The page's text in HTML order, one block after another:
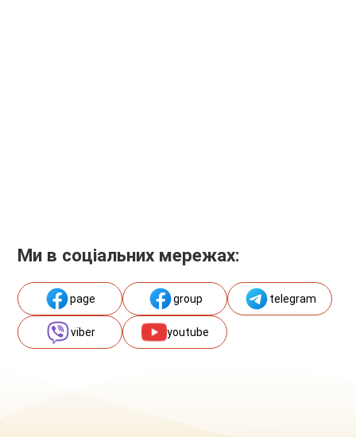
Ми в соціальних мережах:
page group telegram
viber youtube